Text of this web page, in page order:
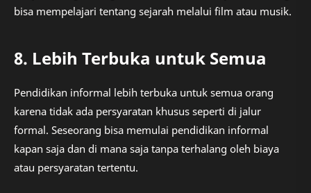
bisa mempelajari tentang sejarah melalui film atau musik.
8. Lebih Terbuka untuk Semua
Pendidikan informal lebih terbuka untuk semua orang
karena tidak ada persyaratan khusus seperti di jalur
formal. Seseorang bisa memulai pendidikan informal
kapan saja dan di mana saja tanpa terhalang oleh biaya
atau persyaratan tertentu.